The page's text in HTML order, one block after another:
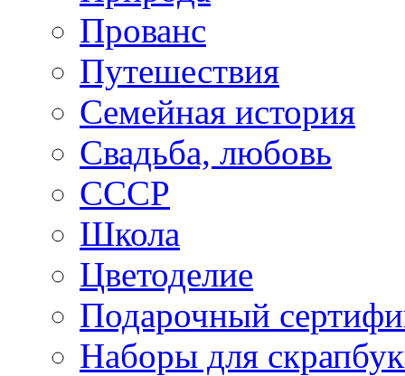
Прованс
Путешествия
Семейная история
Свадьба, любовь
СССР
Школа
Цветоделие
Подарочный
Наборы для